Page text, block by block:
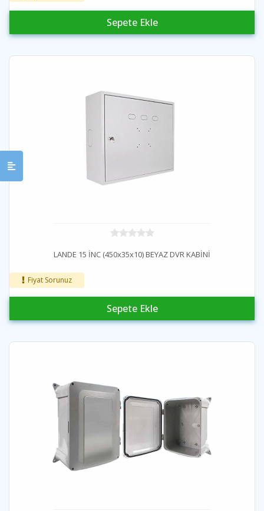
Sepete Ekle
LANDE 15 İNC (450x35x10) BEYAZ DVR KABİNİ
Fiyat Sorunuz
Sepete Ekle